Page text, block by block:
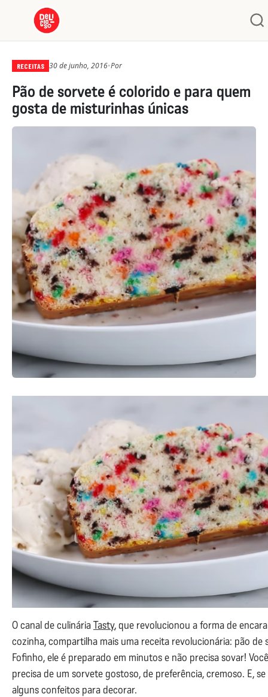
RECEITAS 30 de junho, 2016•Por
Pão de sorvete é colorido e para quem
gosta de misturinhas únicas
O canal de culináriaTasty, que revolucionou a forma de
cozinha, compartilha mais uma receita revolucionária: pão de
Fofinho, ele é preparado em minutos e não precisa sovar!
precisa de um sorvete gostoso, de preferência, cremoso. E, se
alguns confeitos para decorar.